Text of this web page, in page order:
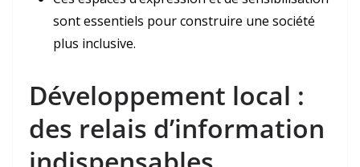
sont essentiels pour construire une société
plus inclusive.
Développement local :
des relais d’information